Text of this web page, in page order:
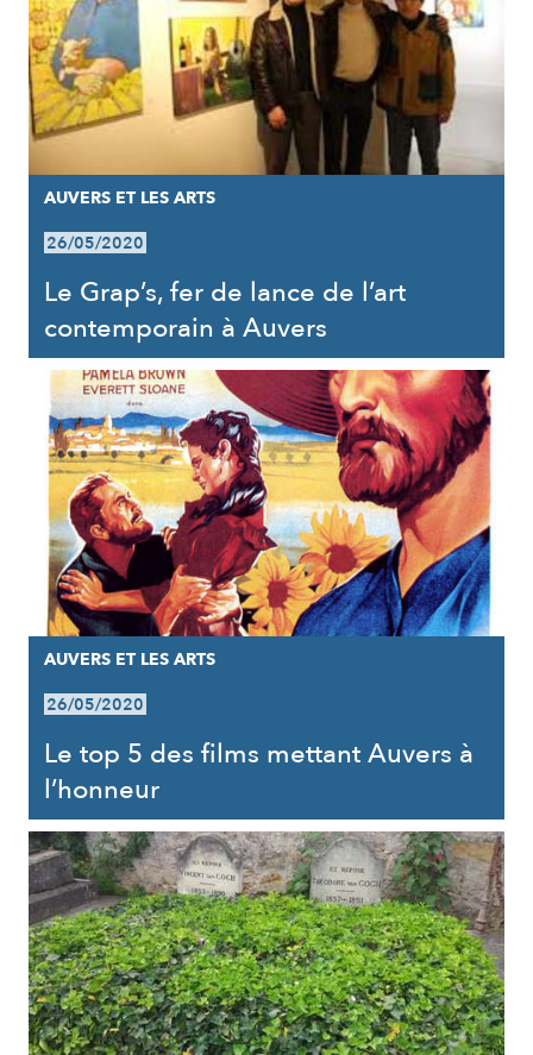
AUVERS ET LES ARTS
26/05/2020
Le Grap’s, fer de lance de l’art
contemporain à Auvers
AUVERS ET LES ARTS
26/05/2020
Le top 5 des films mettant Auvers à
l’honneur